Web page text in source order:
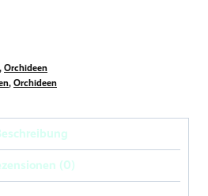
, Orchideen
, Orchideen
(0)